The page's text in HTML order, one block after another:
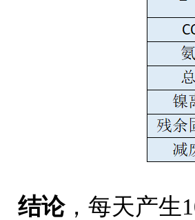
结论，每天产生